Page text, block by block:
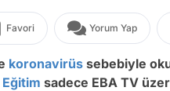
Favori Yorum Yap
koronavirüs sebebiyle
Eğitim sadece EBA TV